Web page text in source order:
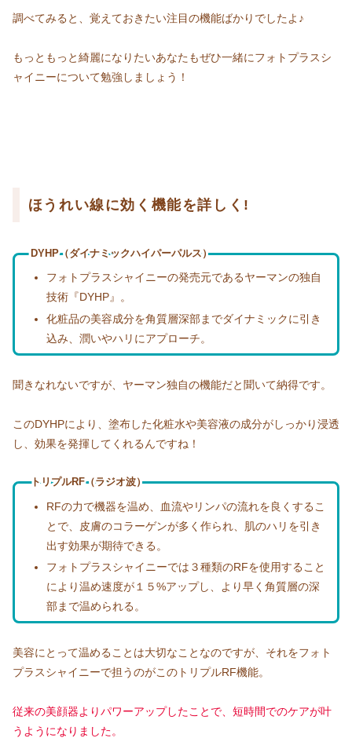
調べてみると、覚えておきたい注目の機能ばかりでしたよ♪
もっともっと綺麗になりたいあなたもぜひ一緒にフォトプラスシ
ャイニーについて勉強しましょう！
ほうれい線に効く機能を詳しく!
DYHP（ダイナミックハイパーパルス）
フォトプラスシャイニーの発売元であるヤーマンの独自
技術『DYHP』。
化粧品の美容成分を角質層深部までダイナミックに引き
込み、潤いやハリにアプローチ。
聞きなれないですが、ヤーマン独自の機能だと聞いて納得です。
このDYHPにより、塗布した化粧水や美容液の成分がしっかり浸透
し、効果を発揮してくれるんですね！
トリプルRF（ラジオ波）
RFの力で機器を温め、血流やリンパの流れを良くするこ
とで、皮膚のコラーゲンが多く作られ、肌のハリを引き
出す効果が期待できる。
フォトプラスシャイニーでは３種類のRFを使用すること
により温め速度が１５%アップし、より早く角質層の深
部まで温められる。
美容にとって温めることは大切なことなのですが、それをフォト
プラスシャイニーで担うのがこのトリプルRF機能。
従来の美顔器よりパワーアップしたことで、短時間でのケアが叶
うようになりました。